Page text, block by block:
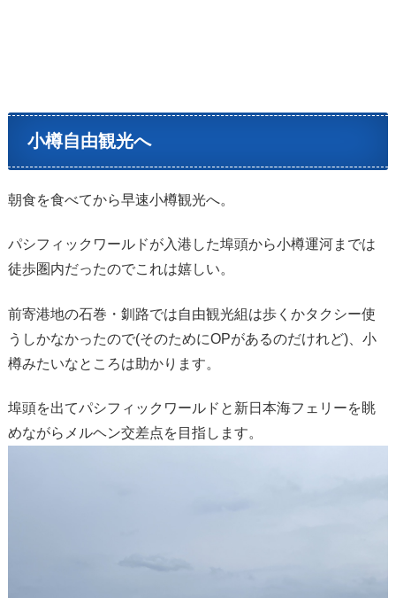
小樽自由観光へ
朝食を食べてから早速小樽観光へ。
パシフィックワールドが入港した埠頭から小樽運河までは
徒歩圏内だったのでこれは嬉しい。
前寄港地の石巻・釧路では自由観光組は歩くかタクシー使
うしかなかったので(そのためにOPがあるのだけれど)、小
樽みたいなところは助かります。
埠頭を出てパシフィックワールドと新日本海フェリーを眺
めながらメルヘン交差点を目指します。